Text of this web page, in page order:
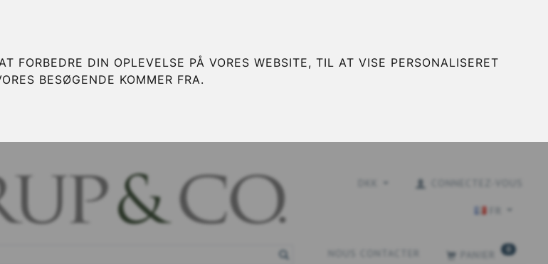
FORBEDRE DIN OPLEVELSE PÅ VORES WEBSITE, TIL AT VISE PERSONALISERET
BESØGENDE KOMMER FRA.